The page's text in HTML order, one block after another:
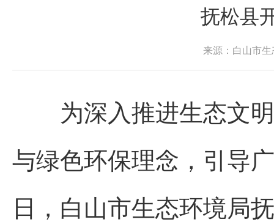
抚松县
来源：白山市
为深入推进生态文明
与绿色环保理念，引导
日，白山市生态环境局